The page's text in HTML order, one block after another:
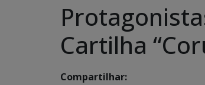
Cartilha
Compartilhar: